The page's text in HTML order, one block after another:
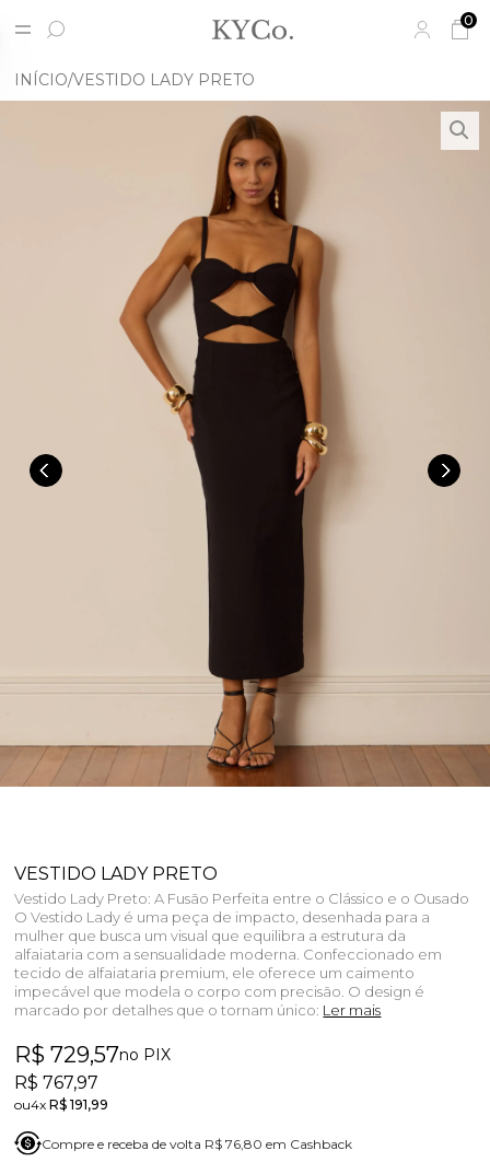
0
INÍCIO VESTIDO LADY PRETO
VESTIDO LADY PRETO
Vestido Lady Preto: A Fusão Perfeita entre o Clássico e o Ousado
O Vestido Lady é uma peça de impacto, desenhada para a
mulher que busca um visual que equilibra a estrutura da
alfaiataria com a sensualidade moderna. Confeccionado em
tecido de alfaiataria premium, ele oferece um caimento
impecável que modela o corpo com precisão. O design é
marcado por detalhes que o tornam único: Ler mais
R$ 729,57no PIX
R$ 767,97
4xR$ 191,99
Compre e receba de volta R$ 76,80 em Cashback